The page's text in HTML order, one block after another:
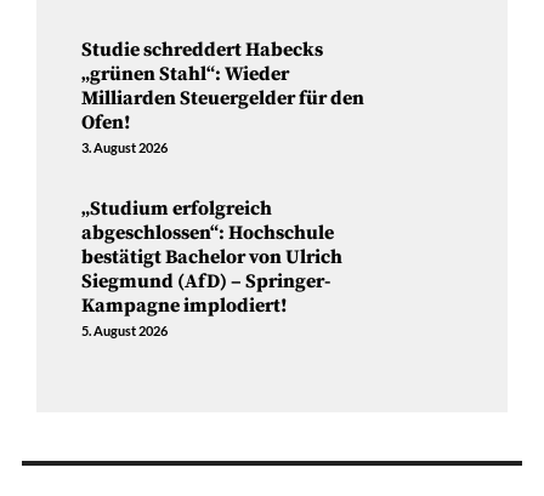
Studie schreddert Habecks
„grünen Stahl“: Wieder
Milliarden Steuergelder für den
Ofen!
3. August 2026
„Studium erfolgreich
abgeschlossen“: Hochschule
bestätigt Bachelor von Ulrich
Siegmund (AfD) – Springer-
Kampagne implodiert!
5. August 2026